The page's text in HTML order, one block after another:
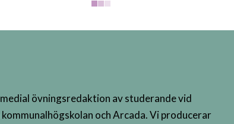
övningsredaktion av studerande vid
kommunalhögskolan och Arcada. Vi producerar